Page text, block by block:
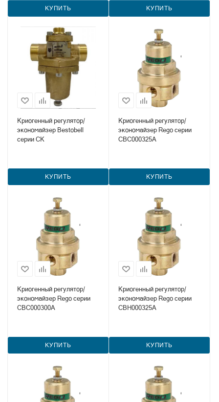
КУПИТЬ КУПИТЬ
Криогенный регулятор/
экономайзер Bestobell
серии CK
КУПИТЬ
Криогенный регулятор/
экономайзер Rego серии
CBC000325A
КУПИТЬ
Криогенный регулятор/
экономайзер Rego серии
CBC000300A
КУПИТЬ
Криогенный регулятор/
экономайзер Rego серии
CBH000325A
КУПИТЬ